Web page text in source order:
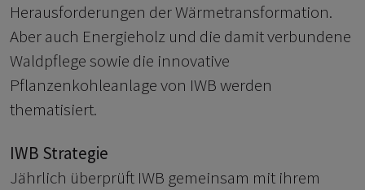
Herausforderungen der Wärmetransformation.
Aber auch Energieholz und die damit verbundene
Waldpflege sowie die innovative
Pflanzenkohleanlage von IWB werden
thematisiert.
IWB Strategie
Jährlich überprüft IWB gemeinsam mit ihrem